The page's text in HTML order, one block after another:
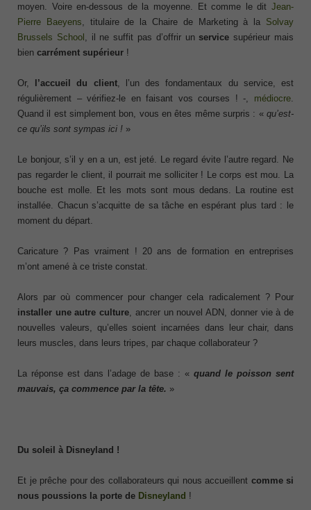
moyen. Voire en-dessous de la moyenne. Et comme le dit Jean-
Pierre Baeyens , titulaire de la Chaire de Marketing à la Solvay
Brussels School , il ne suffit pas d’offrir unservice supérieur mais
bien carrément supérieur !
Or, l’accueil du client, l’un des fondamentaux du service, est
régulièrement – vérifiez-le en faisant vos courses ! -, médiocre
Quand il est simplement bon, vous en êtes même surpris : « qu’est-
ce qu’ils sont sympas ici ! »
Le bonjour, s’il y en a un, est jeté. Le regard évite l’autre regard. Ne
pas regarder le client, il pourrait me solliciter ! Le corps est mou. La
bouche est molle. Et les mots sont mous dedans. La routine est
installée. Chacun s’acquitte de sa tâche en espérant plus tard : le
moment du départ.
Caricature ? Pas vraiment ! 20 ans de formation en entreprises
m’ont amené à ce triste constat.
Alors par où commencer pour changer cela radicalement ? Pour
installer une autre culture , ancrer un nouvel ADN, donner vie à de
nouvelles valeurs, qu’elles soient incarnées dans leur chair, dans
leurs muscles, dans leurs tripes, par chaque collaborateur ?
La réponse est dans l’adage de base : « quand le poisson sent
mauvais, ça commence par la tête. »
Du soleil à Disneyland !
Et je prêche pour des collaborateurs qui nous accueillent comme si
nous poussions la porte de Disneyland !